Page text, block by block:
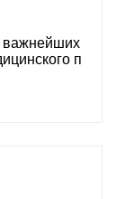
важнейших
п